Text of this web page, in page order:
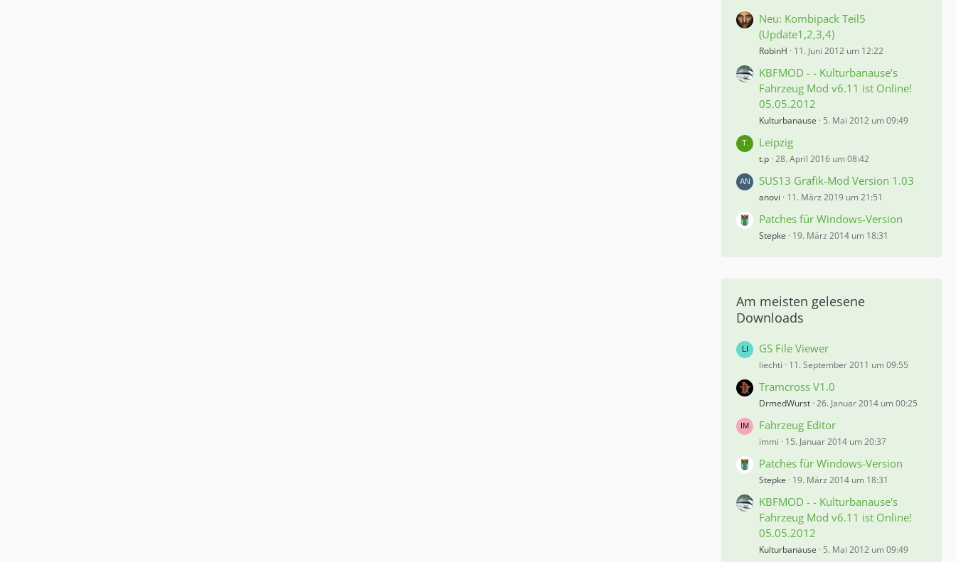
Neu: Kombipack Teil5
(Update1,2,3,4)
RobinH 11. Juni 2012 um 12:22
KBFMOD - - Kulturbanause's
Fahrzeug Mod v6.11 ist Online!
05.05.2012
Kulturbanause 5. Mai 2012 um 09:49
Leipzig
t.p 28. April 2016 um 08:42
SUS13 Grafik-Mod Version 1.03
anovi 11. März 2019 um 21:51
Patches für Windows-Version
Stepke 19. März 2014 um 18:31
Am meisten gelesene
Downloads
GS File Viewer
liechti 11. September 2011 um 09:55
Tramcross V1.0
DrmedWurst 26. Januar 2014 um 00:25
Fahrzeug Editor
immi 15. Januar 2014 um 20:37
Patches für Windows-Version
Stepke 19. März 2014 um 18:31
KBFMOD - - Kulturbanause's
Fahrzeug Mod v6.11 ist Online!
05.05.2012
Kulturbanause 5. Mai 2012 um 09:49